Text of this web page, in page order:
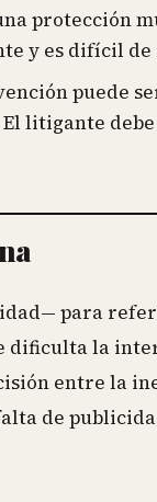
protección
y es difícil
puede
litigante
para
dificulta la
entre la
de